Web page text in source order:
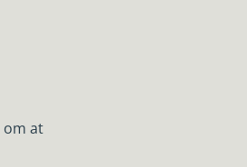
om at